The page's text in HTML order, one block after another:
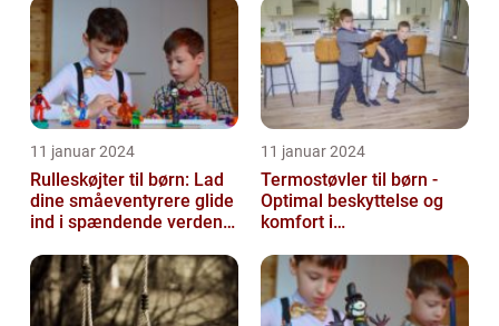
11 januar 2024
Rulleskøjter til børn: Lad
dine småeventyrere glide
ind i spændende verden
11 januar 2024
Termostøvler til børn -
Optimal beskyttelse og
komfort i